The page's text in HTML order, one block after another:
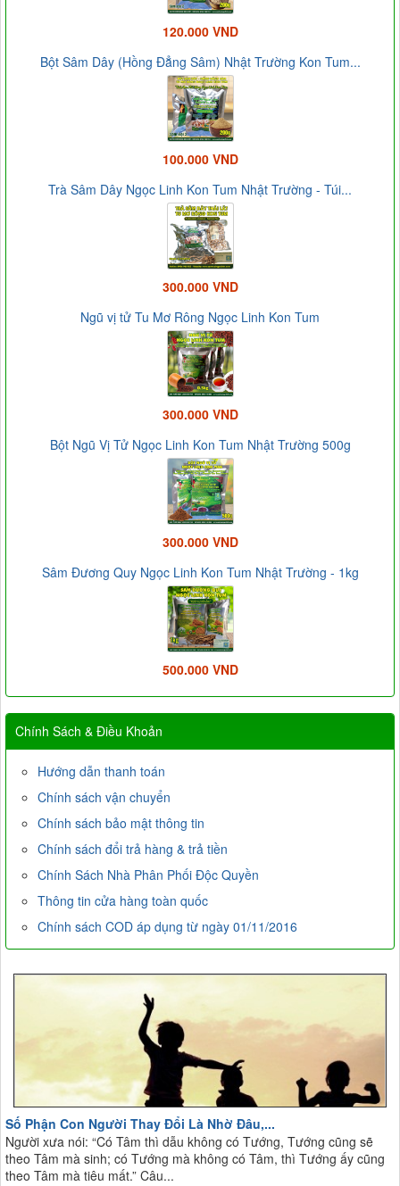
120.000 VND
Bột Sâm Dây (Hồng Đẳng Sâm) Nhật Trường Kon Tum...
100.000 VND
Trà Sâm Dây Ngọc Linh Kon Tum Nhật Trường - Túi...
300.000 VND
Ngũ vị tử Tu Mơ Rông Ngọc Linh Kon Tum
300.000 VND
Bột Ngũ Vị Tử Ngọc Linh Kon Tum Nhật Trường 500g
300.000 VND
Sâm Đương Quy Ngọc Linh Kon Tum Nhật Trường - 1kg
500.000 VND
Chính Sách & Điều Khoản
Hướng dẫn thanh toán
Chính sách vận chuyển
Chính sách bảo mật thông tin
Chính sách đổi trả hàng & trả tiền
Chính Sách Nhà Phân Phối Độc Quyền
Thông tin cửa hàng toàn quốc
Chính sách COD áp dụng từ ngày 01/11/2016
Số Phận Con Người Thay Đổi Là Nhờ Đâu,...
Người xưa nói: “Có Tâm thì dẫu không có Tướng, Tướng cũng sẽ
theo Tâm mà sinh; có Tướng mà không có Tâm, thì Tướng ấy cũng
theo Tâm mà tiêu mất.” Câu...